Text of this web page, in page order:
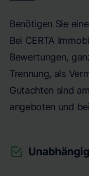
Benötigen Sie
Bei CERTA
Bewertungen,
Trennung, als
Gutachten sind
angeboten und
Unabhängig